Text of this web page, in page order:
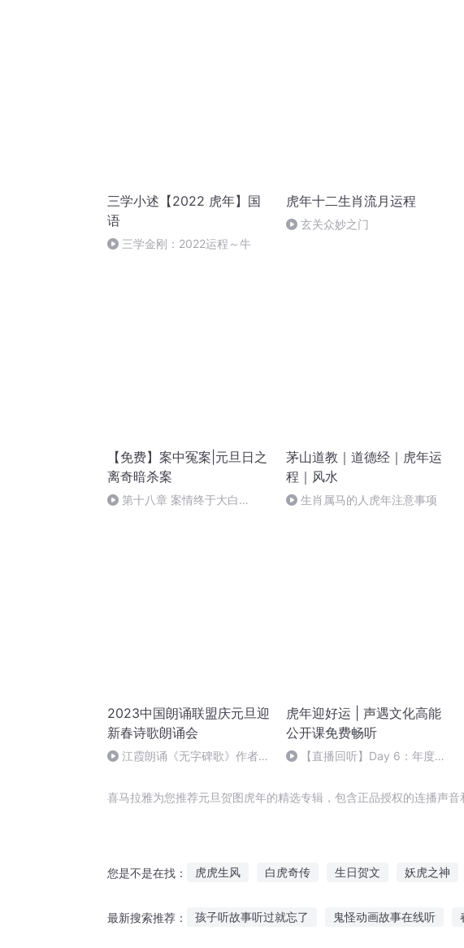
三学小述【2022 虎年】国
语
三学金刚：2022运程～牛
虎年十二生肖流月运程
玄关众妙之门
【免费】案中冤案|元旦日之
离奇暗杀案
第十八章 案情终于大白
茅山道教｜道德经｜虎年运
程｜风水
生肖属马的人虎年注意事项
2023中国朗诵联盟庆元旦迎
新春诗歌朗诵会
江霞朗诵《无字碑歌》作者：
虎年迎好运 | 声遇文化高能
公开课免费畅听
【直播回听】Day 6：年度后
喜马拉雅为您推荐元旦贺图虎年的精选专辑，包含正品授权的连播声
您是不是在找： 虎虎生风 白虎奇传 生日贺文 妖虎之神
最新搜索推荐： 孩子听故事听过就忘了 鬼怪动画故事在线听